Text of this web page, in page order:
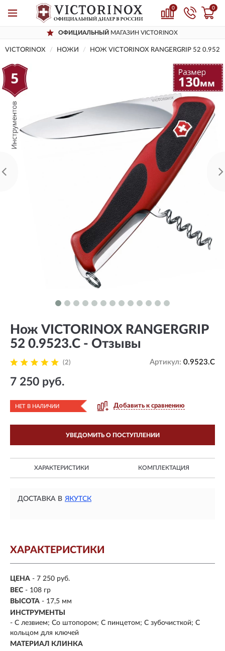
0 0
ОФИЦИАЛЬНЫЙ МАГАЗИН VICTORINOX
VICTORINOX НОЖИ НОЖ VICTORINOX RANGERGRIP 52
Нож VICTORINOX RANGERGRIP
52 0.9523.C - Отзывы
(2) Артикул: 0.9523.C
7 250 руб.
НЕТ В НАЛИЧИИ Добавить к сравнению
УВЕДОМИТЬ О ПОСТУПЛЕНИИ
ХАРАКТЕРИСТИКИ КОМПЛЕКТАЦИЯ
ДОСТАВКА В ЯКУТСК
ХАРАКТЕРИСТИКИ
ЦЕНА - 7 250 руб.
ВЕС - 108 гр
ВЫСОТА - 17,5 мм
ИНСТРУМЕНТЫ
- С лезвием; Со штопором; С пинцетом; С зубочисткой; С
кольцом для ключей
МАТЕРИАЛ КЛИНКА